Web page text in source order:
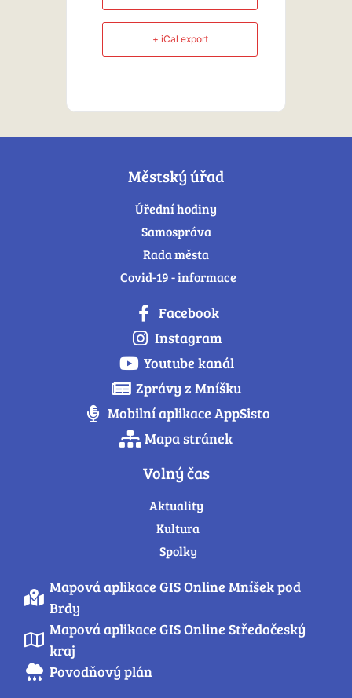
+ iCal export
Městský úřad
Úřední hodiny
Samospráva
Rada města
Covid-19 - informace
Facebook
Instagram
Youtube kanál
Zprávy z Mníšku
Mobilní aplikace AppSisto
Mapa stránek
Volný čas
Aktuality
Kultura
Spolky
Mapová aplikace GIS Online Mníšek pod
Brdy
Mapová aplikace GIS Online Středočeský
kraj
Povodňový plán